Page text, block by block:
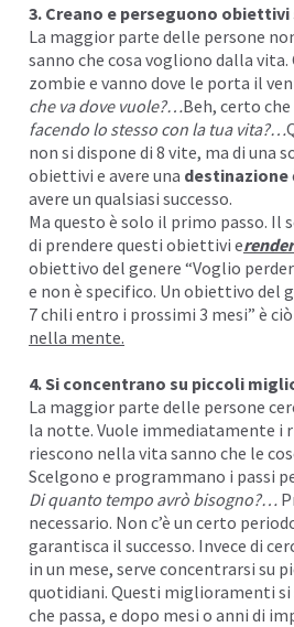
3. Creano e perseguono
La maggior parte delle persone
sanno che cosa vogliono dalla
zombie e vanno dove le porta il
che va dove vuole?…Beh, certo che
facendo lo stesso con la tua vita?…
non si dispone di 8 vite, ma di una
obiettivi e avere una destinazione
avere un qualsiasi successo.
Ma questo è solo il primo passo. Il
di prendere questi obiettivi e
obiettivo del genere “Voglio
e non è specifico. Un obiettivo del
7 chili entro i prossimi 3 mesi” è
nella mente.
4. Si concentrano su piccoli
La maggior parte delle persone
la notte. Vuole immediatamente i
riescono nella vita sanno che le
Scelgono e programmano i passi
Di quanto tempo avrò bisogno?…
necessario. Non c’è un certo
garantisca il successo. Invece di
in un mese, serve concentrarsi su
quotidiani. Questi miglioramenti
che passa, e dopo mesi o anni di